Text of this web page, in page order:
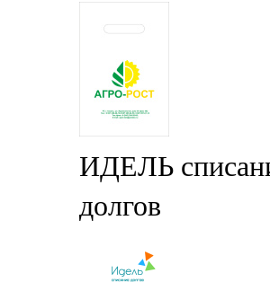
ИДЕЛЬ
долгов